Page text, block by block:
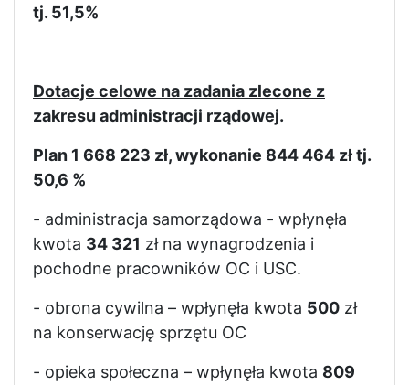
tj. 51,5%
Dotacje celowe na zadania zlecone z
zakresu administracji rządowej.
Plan 1 668 223 zł, wykonanie 844 464 zł tj.
50,6 %
- administracja samorządowa - wpłynęła
kwota 34 321 zł na wynagrodzenia i
pochodne pracowników OC i USC.
- obrona cywilna – wpłynęła kwota 500 zł
na konserwację sprzętu OC
- opieka społeczna – wpłynęła kwota 809